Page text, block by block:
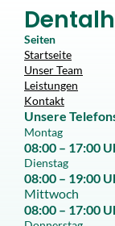
Seiten
Startseite
Unser Team
Leistungen
Kontakt
Unsere Telefon
Montag
08:00 – 17:00
Dienstag
08:00 – 19:00
Mittwoch
08:00 – 17:00